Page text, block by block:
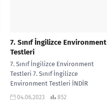
7. Sınıf İngilizce Environment
Testleri
7. Sınıf İngilizce Environment
Testleri 7. Sınıf İngilizce
Environment Testleri İNDİR
04.06.2023 852